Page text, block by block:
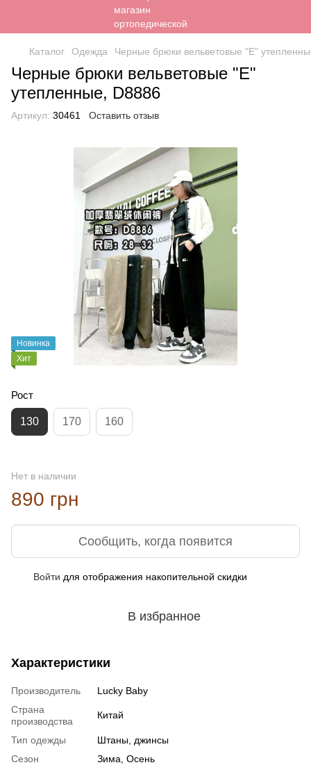
Каталог Одежда Черные брюки вельветовые "Е"
Черные брюки вельветовые "Е"
утепленные, D8886
Артикул: 30461 Оставить отзыв
Новинка
Хит
Рост
130 170 160
Нет в наличии
890 грн
Сообщить, когда появится
Войти для отображения накопительной скидки
В избранное
Характеристики
Производитель
Lucky Baby
Страна
производства
Китай
Тип одежды
Штаны, джинсы
Сезон
Зима, Осень